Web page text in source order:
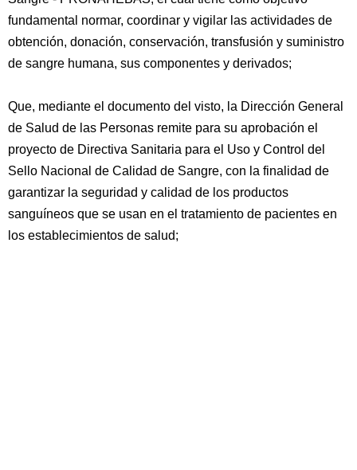
fundamental normar, coordinar y vigilar las actividades de
obtención, donación, conservación, transfusión y suministro
de sangre humana, sus componentes y derivados;
Que, mediante el documento del visto, la Dirección General
de Salud de las Personas remite para su aprobación el
proyecto de Directiva Sanitaria para el Uso y Control del
Sello Nacional de Calidad de Sangre, con la finalidad de
garantizar la seguridad y calidad de los productos
sanguíneos que se usan en el tratamiento de pacientes en
los establecimientos de salud;